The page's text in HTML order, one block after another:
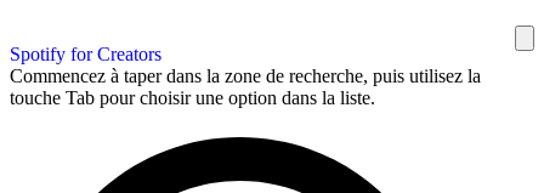
Spotify for Creators
Commencez à taper dans la zone de recherche, puis utilisez la
touche Tab pour choisir une option dans la liste.